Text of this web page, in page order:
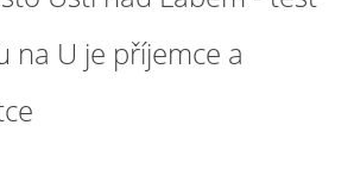
na U je příjemce a